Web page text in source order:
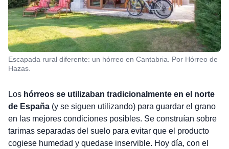
Escapada rural diferente: un hórreo en Cantabria. Por Hórreo de
Hazas.
Los hórreos se utilizaban tradicionalmente en el norte
de España(y se siguen utilizando) para guardar el grano
en las mejores condiciones posibles. Se construían sobre
tarimas separadas del suelo para evitar que el producto
cogiese humedad y quedase inservible. Hoy día, con el